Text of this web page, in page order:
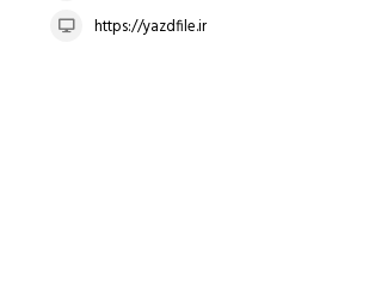
https://yazdfile.ir